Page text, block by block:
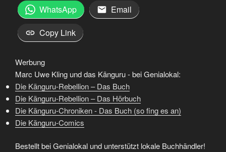
WhatsApp
Email
Copy Link
Werbung
Marc Uwe Kling und das Känguru - bei Genialokal:
Die Känguru-Rebellion – Das Buch
Die Känguru-Rebellion – Das Hörbuch
Die Känguru-Chroniken - Das Buch (so fing es an)
Die Känguru-Comics
Bestellt bei Genialokal und unterstützt lokale Buchhändler!